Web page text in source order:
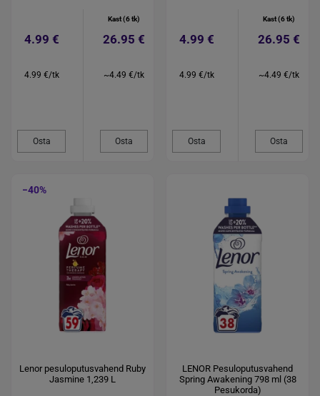
4.99 €
4.99 €/tk
Osta
Kast (6 tk)
26.95 €
~4.49 €/tk
Osta
4.99 €
4.99 €/tk
Osta
Kast (6 tk)
26.95 €
~4.49 €/tk
Osta
−40%
Lenor pesuloputusvahend Ruby
Jasmine 1,239 L
LENOR Pesuloputusvahend
Spring Awakening 798 ml (38
Pesukorda)